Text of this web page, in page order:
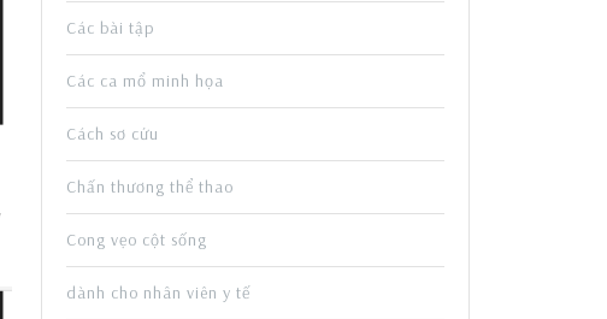
Các bài tập
Các ca mổ minh họa
Cách sơ cứu
Chấn thương thể thao
Cong vẹo cột sống
dành cho nhân viên y tế